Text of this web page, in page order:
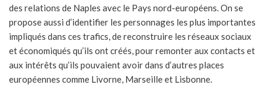
des relations de Naples avec le Pays nord-européens. On se
propose aussi d’identifier les personnages les plus importantes
impliqués dans ces trafics, de reconstruire les réseaux sociaux
et économiqués qu’ils ont créés, pour remonter aux contacts et
aux intérêts qu’ils pouvaient avoir dans d’autres places
européennes comme Livorne, Marseille et Lisbonne.